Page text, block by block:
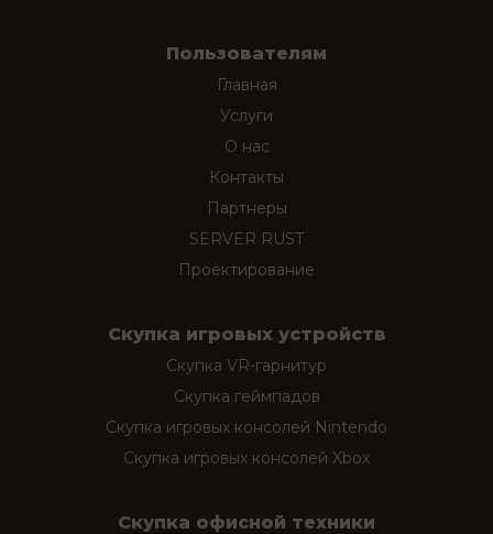
Пользователям
Главная
Услуги
О нас
Контакты
Партнеры
SERVER RUST
Проектирование
Скупка игровых устройств
Скупка VR-гарнитур
Скупка геймпадов
Скупка игровых консолей Nintendo
Скупка игровых консолей Xbox
Скупка офисной техники